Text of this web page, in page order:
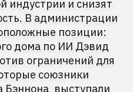
индустрии и снизят
В администрации
позиции:
дома по ИИ Дэвид
ограничений для
союзники
Бэннона, выступали